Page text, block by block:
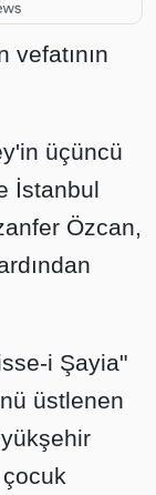
vefatının
üçüncü
İstanbul
Özcan,
i Şayia"
üstlenen